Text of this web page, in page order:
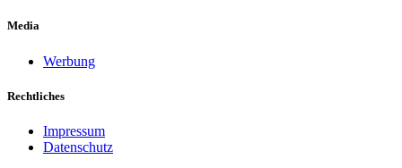
Media
Werbung
Rechtliches
Impressum
Datenschutz